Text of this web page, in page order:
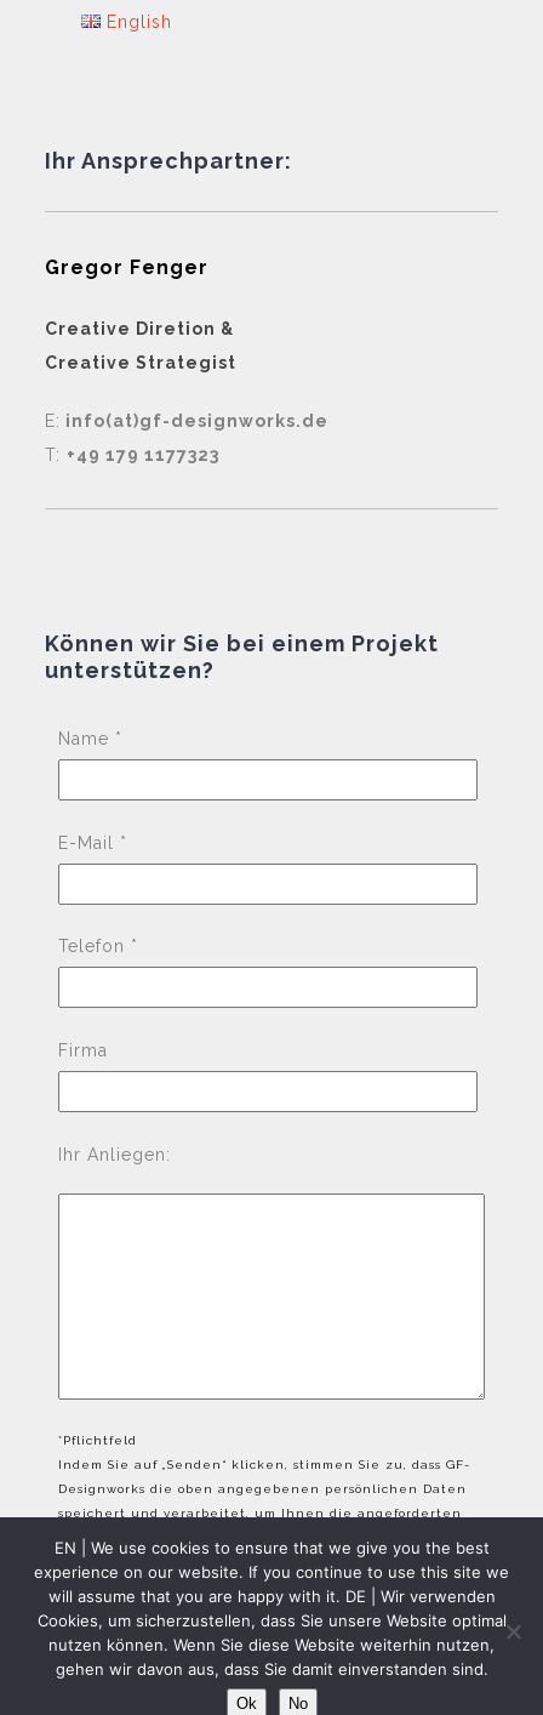
English
Ihr Ansprechpartner:
Gregor Fenger
Creative Diretion &
Creative Strategist
E: info(at)gf-designworks.de
T: +49 179 1177323
Können wir Sie bei einem Projekt
unterstützen?
Name *
E-Mail *
Telefon *
Firma
Ihr Anliegen:
*Pflichtfeld
Indem Sie auf „Senden“ klicken, stimmen Sie zu, dass GF-
Designworks die oben angegebenen persönlichen Daten
speichert und verarbeitet, um Ihnen die angeforderten
Inhalte bereitzustellen.
GFD Copyright 2024 - All Rights Reserved
EN | We use cookies to ensure that we give you the best
experience on our website. If you continue to use this site we
will assume that you are happy with it. DE | Wir verwenden
Cookies, um sicherzustellen, dass Sie unsere Website optimal
nutzen können. Wenn Sie diese Website weiterhin nutzen,
gehen wir davon aus, dass Sie damit einverstanden sind.
Ok No